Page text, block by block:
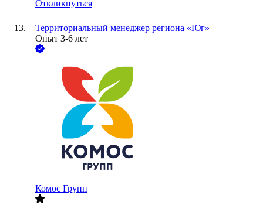
Откликнуться
Территориальный менеджер региона «Юг»
Опыт 3-6 лет
Комос Групп